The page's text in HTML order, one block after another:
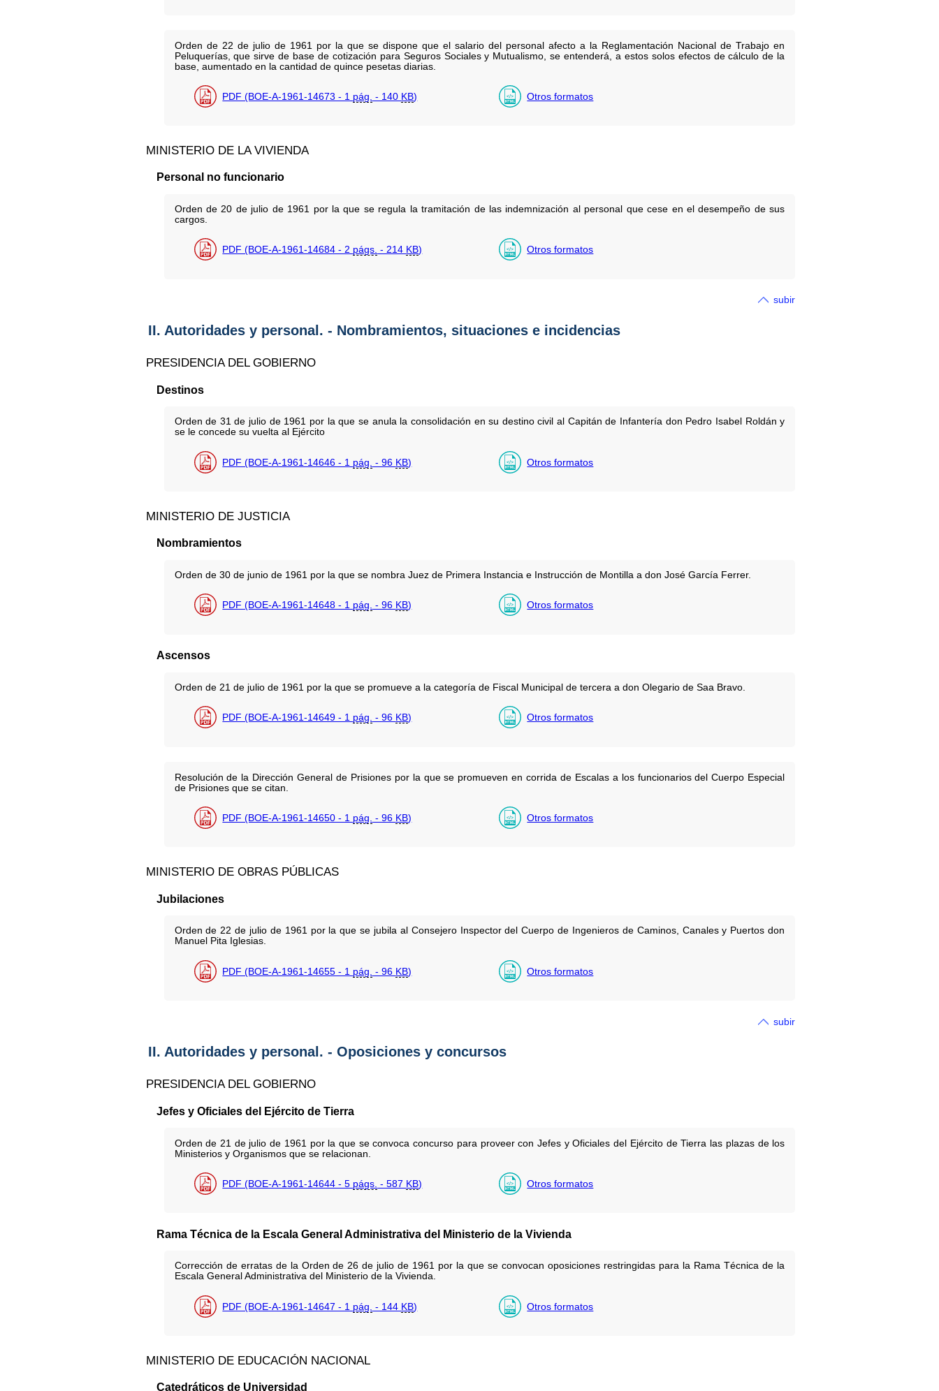
Orden de 22 de julio de 1961 por la que se dispone que el salario del personal afecto a la Reglamentación Nacional de Trabajo en
Peluquerías, que sirve de base de cotización para Seguros Sociales y Mutualismo, se entenderá, a estos solos efectos de cálculo de la
base, aumentado en la cantidad de quince pesetas diarias.
PDF (BOE-A-1961-14673 - 1 pág. - 140 KB) Otros formatos
MINISTERIO DE LA VIVIENDA
Personal no funcionario
Orden de 20 de julio de 1961 por la que se regula la tramitación de las indemnización al personal que cese en el desempeño de sus
cargos.
PDF (BOE-A-1961-14684 - 2 págs. - 214 KB) Otros formatos
subir
II. Autoridades y personal. - Nombramientos, situaciones e incidencias
PRESIDENCIA DEL GOBIERNO
Destinos
Orden de 31 de julio de 1961 por la que se anula la consolidación en su destino civil al Capitán de Infantería don Pedro Isabel Roldán y
se le concede su vuelta al Ejército
PDF (BOE-A-1961-14646 - 1 pág. - 96 KB) Otros formatos
MINISTERIO DE JUSTICIA
Nombramientos
Orden de 30 de junio de 1961 por la que se nombra Juez de Primera Instancia e Instrucción de Montilla a don José García Ferrer.
PDF (BOE-A-1961-14648 - 1 pág. - 96 KB) Otros formatos
Ascensos
Orden de 21 de julio de 1961 por la que se promueve a la categoría de Fiscal Municipal de tercera a don Olegario de Saa Bravo.
PDF (BOE-A-1961-14649 - 1 pág. - 96 KB) Otros formatos
Resolución de la Dirección General de Prisiones por la que se promueven en corrida de Escalas a los funcionarios del Cuerpo Especial
de Prisiones que se citan.
PDF (BOE-A-1961-14650 - 1 pág. - 96 KB) Otros formatos
MINISTERIO DE OBRAS PÚBLICAS
Jubilaciones
Orden de 22 de julio de 1961 por la que se jubila al Consejero Inspector del Cuerpo de Ingenieros de Caminos, Canales y Puertos don
Manuel Pita Iglesias.
PDF (BOE-A-1961-14655 - 1 pág. - 96 KB) Otros formatos
subir
II. Autoridades y personal. - Oposiciones y concursos
PRESIDENCIA DEL GOBIERNO
Jefes y Oficiales del Ejército de Tierra
Orden de 21 de julio de 1961 por la que se convoca concurso para proveer con Jefes y Oficiales del Ejército de Tierra las plazas de los
Ministerios y Organismos que se relacionan.
PDF (BOE-A-1961-14644 - 5 págs. - 587 KB) Otros formatos
Rama Técnica de la Escala General Administrativa del Ministerio de la Vivienda
Corrección de erratas de la Orden de 26 de julio de 1961 por la que se convocan oposiciones restringidas para la Rama Técnica de la
Escala General Administrativa del Ministerio de la Vivienda.
PDF (BOE-A-1961-14647 - 1 pág. - 144 KB) Otros formatos
MINISTERIO DE EDUCACIÓN NACIONAL
Catedráticos de Universidad